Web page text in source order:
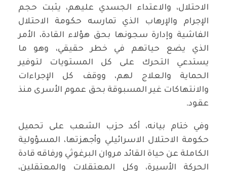
الاحتلال، والاعتداء الجسدي عليهم، يثبت حجم
الإجرام والإرهاب الذي تمارسه حكومة الاحتلال
الفاشية وإدارة سجونها بحق هؤلاء القادة، الأمر
الذي يضع حياتهم في خطر حقيقي، وهو ما
يستدعي التحرك على كل المستويات لتوفير
الحماية والعلاج لهم، ووقف كل الإجراءات
والانتهاكات غير المسبوقة بحق عموم الأسرى منذ
عقود.
وفي ختام بيانه، أكد حزب الشعب على تحميل
حكومة الاحتلال الاسرائيلي وأجهزتها، المسؤولية
الكاملة عن حياة القائد مروان البرغوثي ورفاقه قادة
الحركة الأسيرة، وكل المعتقلات والمعتقلين،